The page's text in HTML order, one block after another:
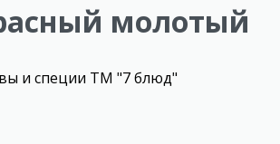
молотый
и специи ТМ "7 блюд"